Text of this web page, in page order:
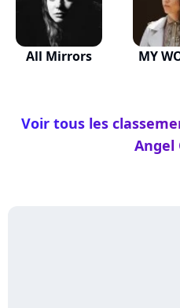
All Mirrors MY
Voir tous les
Angel